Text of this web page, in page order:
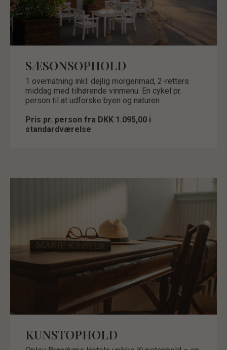
SÆSONSOPHOLD
1 overnatning inkl. dejlig morgenmad, 2-retters
middag med tilhørende vinmenu. En cykel pr.
person til at udforske byen og naturen.
Pris pr. person fra DKK 1.095,00 i
standardværelse
KUNSTOPHOLD